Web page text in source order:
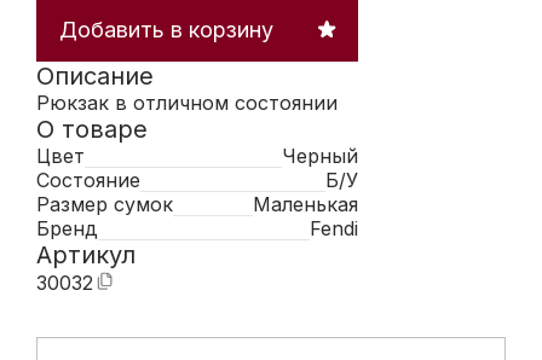
Добавить в корзину
Описание
Рюкзак в отличном состоянии
О товаре
Цвет
Черный
Состояние
Б/У
Размер сумок
Маленькая
Бренд
Fendi
Артикул
30032